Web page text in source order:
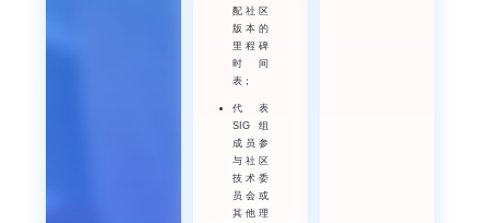
配社区
版本的
里程碑
时间
表；
代表
SIG组
成员参
与社区
技术委
员会或
其他理